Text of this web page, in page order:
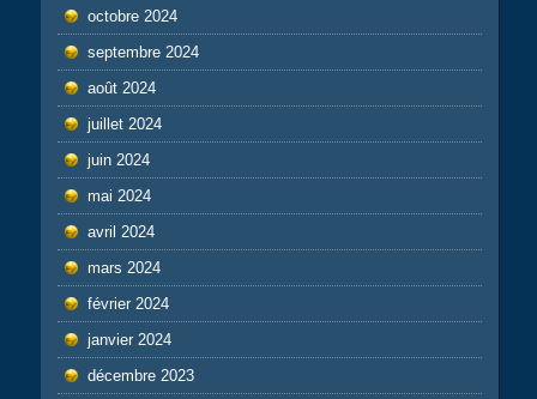
octobre 2024
septembre 2024
août 2024
juillet 2024
juin 2024
mai 2024
avril 2024
mars 2024
février 2024
janvier 2024
décembre 2023